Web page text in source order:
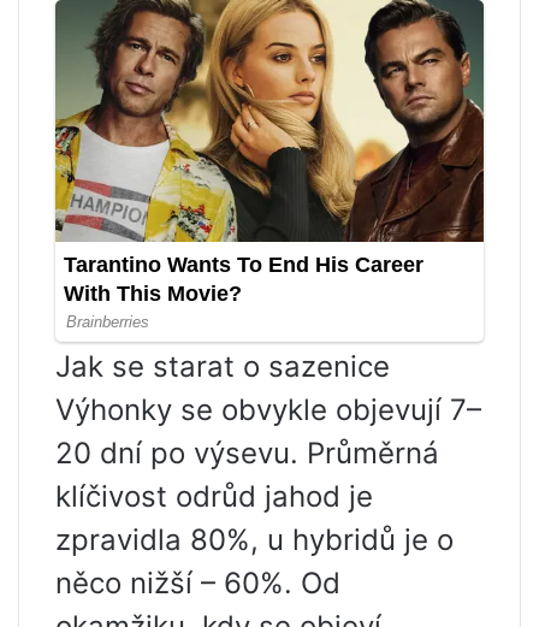
Jak se starat o sazenice
Výhonky se obvykle objevují 7–
20 dní po výsevu. Průměrná
klíčivost odrůd jahod je
zpravidla 80%, u hybridů je o
něco nižší – 60%. Od